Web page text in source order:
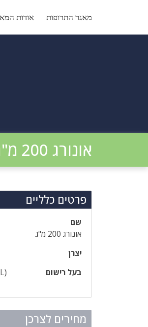
מאגר התרופות אודות
אונורג 200 מ"ג
פרטים כלליים
שם
אונורג 200 מ"ג
יצרן
בעל רישום
מחירים לצרכן